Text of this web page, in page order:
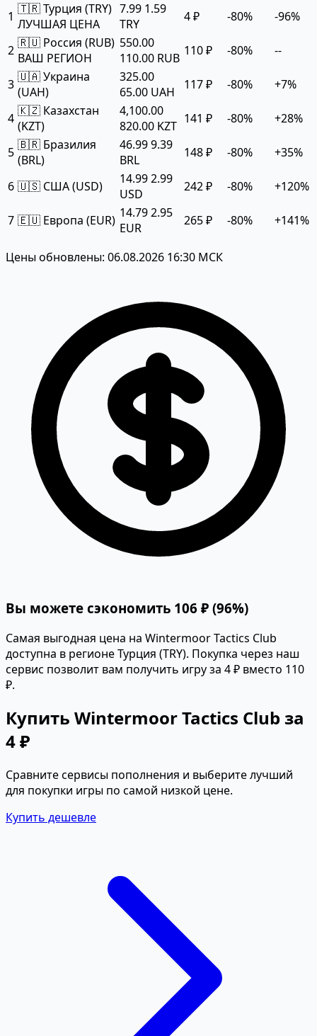
1 🇹🇷 Турция (TRY)
ЛУЧШАЯ ЦЕНА
7.99 1.59
TRY
4 ₽ -80% -96%
2 🇷🇺 Россия (RUB)
ВАШ РЕГИОН
550.00
110.00 RUB 110 ₽ -80% --
3 🇺🇦 Украина
(UAH)
325.00
65.00 UAH
117 ₽ -80% +7%
4 🇰🇿 Казахстан
(KZT)
4,100.00
820.00 KZT 141 ₽ -80% +28%
5 🇧🇷 Бразилия
(BRL)
46.999.39
BRL
148 ₽ -80% +35%
6 🇺🇸 США (USD) 14.992.99
USD
242 ₽ -80% +120%
7 🇪🇺 Европа (EUR) 14.792.95
EUR
265 ₽ -80% +141%
Цены обновлены: 06.08.2026 16:30 МСК
Вы можете сэкономить 106 ₽ (96%)
Самая выгодная цена на Wintermoor Tactics Club
доступна в регионе Турция (TRY). Покупка через наш
сервис позволит вам получить игру за 4 ₽ вместо 110
₽.
Купить Wintermoor Tactics Club за
4 ₽
Сравните сервисы пополнения и выберите лучший
для покупки игры по самой низкой цене.
Купить дешевле